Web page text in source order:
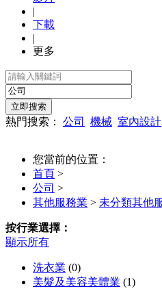
|
下載
|
更多
熱門搜索： 公司 機械 室內設計
您當前的位置：
首頁 >
公司 >
其他服務業 > 未分類其他
按行業選擇：
顯示所有
洗衣業 (0)
美髮及美容美體業 (1)